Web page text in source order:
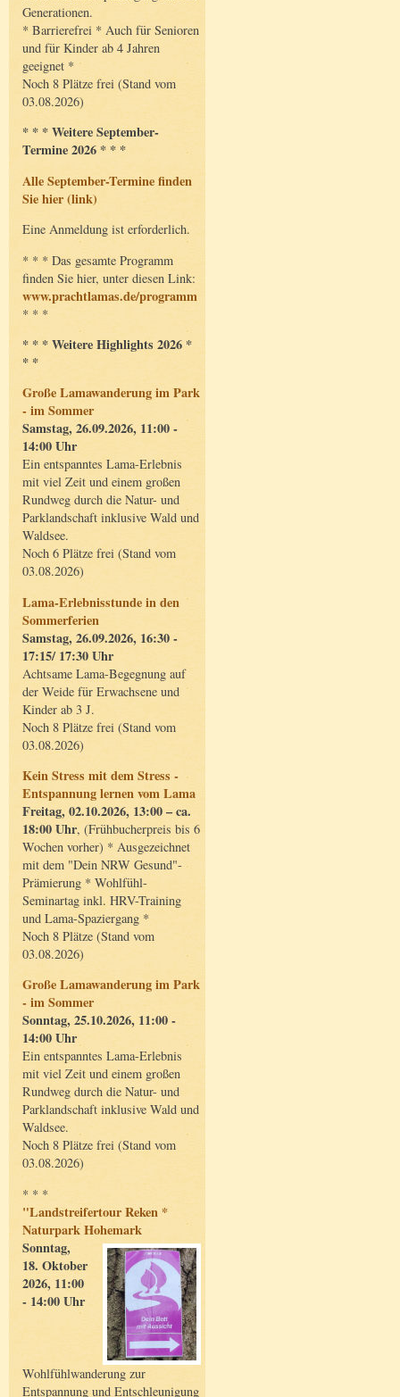
Generationen.
* Barrierefrei * Auch für Senioren
und für Kinder ab 4 Jahren
geeignet *
Noch 8 Plätze frei (Stand vom
03.08.2026)
* * * Weitere September-
Termine 2026 * * *
Alle September-Termine finden
Sie hier (link)
Eine Anmeldung ist erforderlich.
* * * Das gesamte Programm
finden Sie hier, unter diesen Link:
www.prachtlamas.de/programm
* * *
* * * Weitere Highlights 2026 *
* *
Große Lamawanderung im Park
- im Sommer
Samstag, 26.09.2026, 11:00 -
14:00 Uhr
Ein entspanntes Lama-Erlebnis
mit viel Zeit und einem großen
Rundweg durch die Natur- und
Parklandschaft inklusive Wald und
Waldsee.
Noch 6 Plätze frei (Stand vom
03.08.2026)
Lama-Erlebnisstunde in den
Sommerferien
Samstag, 26.09.2026, 16:30 -
17:15/ 17:30 Uhr
Achtsame Lama-Begegnung auf
der Weide für Erwachsene und
Kinder ab 3 J.
Noch 8 Plätze frei (Stand vom
03.08.2026)
Kein Stress mit dem Stress -
Entspannung lernen vom Lama
Freitag, 02.10.2026, 13:00 – ca.
18:00 Uhr, (Frühbucherpreis bis 6
Wochen vorher) * Ausgezeichnet
mit dem "Dein NRW Gesund"-
Prämierung * Wohlfühl-
Seminartag inkl. HRV-Training
und Lama-Spaziergang *
Noch 8 Plätze (Stand vom
03.08.2026)
Große Lamawanderung im Park
- im Sommer
Sonntag, 25.10.2026, 11:00 -
14:00 Uhr
Ein entspanntes Lama-Erlebnis
mit viel Zeit und einem großen
Rundweg durch die Natur- und
Parklandschaft inklusive Wald und
Waldsee.
Noch 8 Plätze frei (Stand vom
03.08.2026)
* * *
"Landstreifertour Reken *
Naturpark Hohemark
Sonntag,
18. Oktober
2026, 11:00
- 14:00 Uhr
Wohlfühlwanderung zur
Entspannung und Entschleunigung